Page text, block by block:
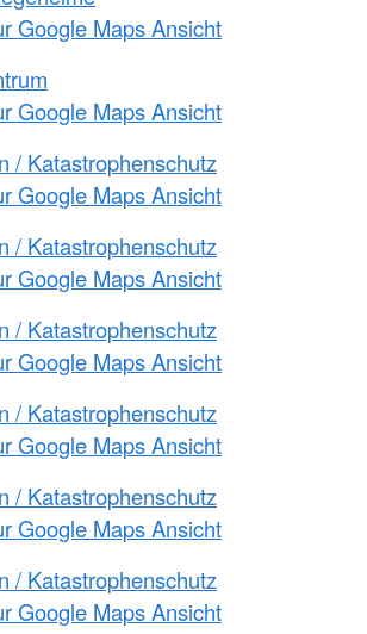
Google Maps Ansicht
Google Maps Ansicht
/ Katastrophenschutz
Google Maps Ansicht
/ Katastrophenschutz
Google Maps Ansicht
/ Katastrophenschutz
Google Maps Ansicht
/ Katastrophenschutz
Google Maps Ansicht
/ Katastrophenschutz
Google Maps Ansicht
/ Katastrophenschutz
Google Maps Ansicht